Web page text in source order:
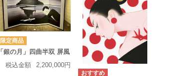
「銀の月」四曲半双 屏風
税込金額
2,200,000円